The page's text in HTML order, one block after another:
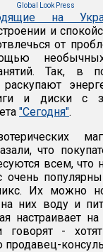
Global Look Press
на
и
от
Так, в
и диски с
"Сегодня".
что
всем, что
очень
Их можно
них воду и
настраивает
- хотят